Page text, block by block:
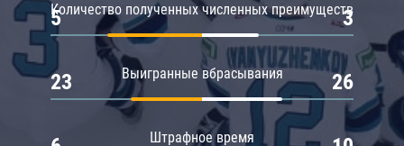
Количество полученных численных преимуществ
5 3
Выигранные вбрасывания
23 26
Штрафное время